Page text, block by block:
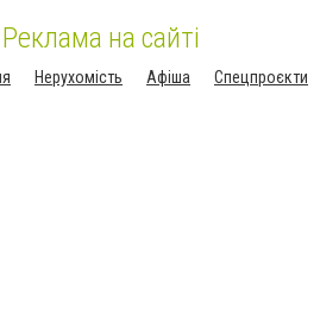
Реклама на сайті
Нерухомість Афіша Спецпроєкти